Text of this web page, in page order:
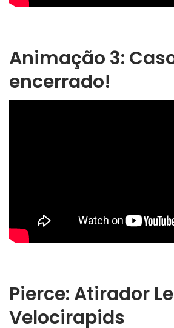
Animação 3:
encerrado!
Pierce: Atirador
Velocirapids